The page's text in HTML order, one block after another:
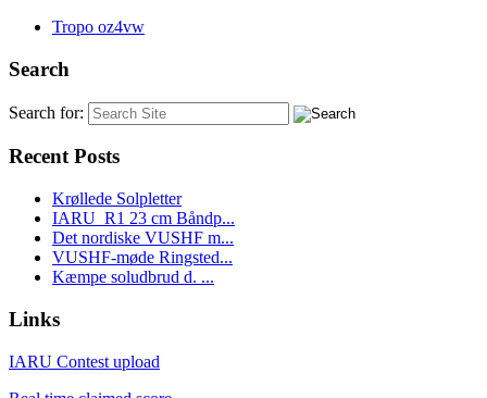
Tropo oz4vw
Search
Search for:
Recent Posts
Krøllede Solpletter
IARU_R1 23 cm Båndp...
Det nordiske VUSHF m...
VUSHF-møde Ringsted...
Kæmpe soludbrud d. ...
Links
IARU Contest upload